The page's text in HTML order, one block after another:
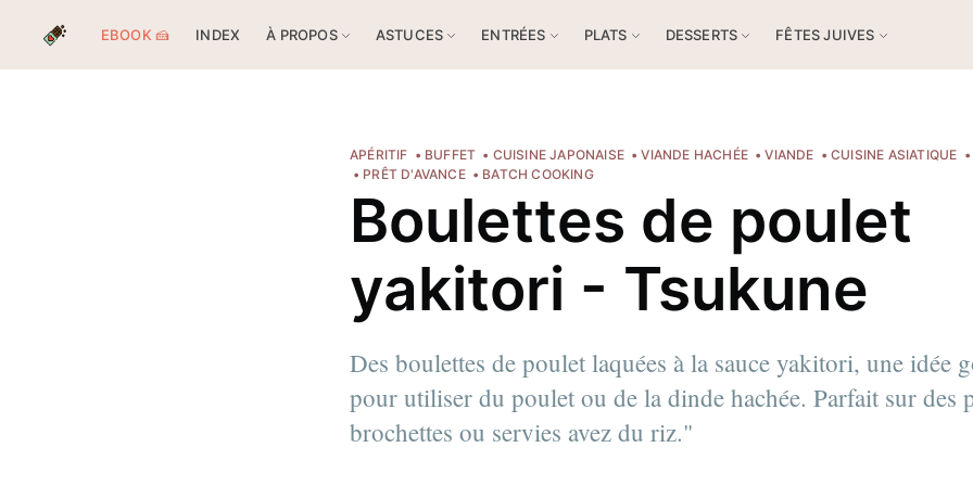
EBOOK 🍰 INDEX À PROPOS ASTUCES ENTRÉES PLATS DESSERTS FÊTES JUIVES
APÉRITIF BUFFET CUISINE JAPONAISE VIANDE HACHÉE VIANDE
CUISINE ASIATIQUE
PRÊT D'AVANCE
BATCH COOKING
Boulettes de poulet
yakitori - Tsukune
Des boulettes de poulet laquées à la sauce yakitori, une idée
pour utiliser du poulet ou de la dinde hachée. Parfait sur des
brochettes ou servies avez du riz."
Pour en savoir plus sur moi !